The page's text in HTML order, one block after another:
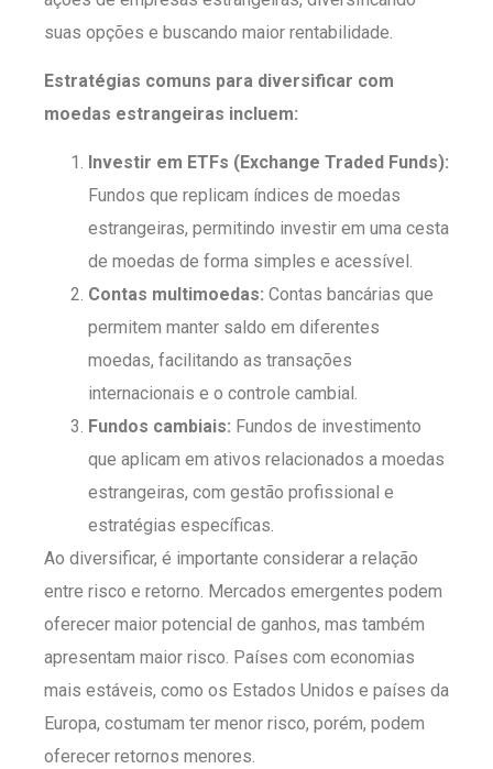
suas opções e buscando maior rentabilidade.
Estratégias comuns para diversificar com
moedas estrangeiras incluem:
Investir em ETFs (Exchange Traded Funds):
Fundos que replicam índices de moedas
estrangeiras, permitindo investir em uma cesta
de moedas de forma simples e acessível.
Contas multimoedas: Contas bancárias que
permitem manter saldo em diferentes
moedas, facilitando as transações
internacionais e o controle cambial.
Fundos cambiais: Fundos de investimento
que aplicam em ativos relacionados a moedas
estrangeiras, com gestão profissional e
estratégias específicas.
Ao diversificar, é importante considerar a relação
entre risco e retorno. Mercados emergentes podem
oferecer maior potencial de ganhos, mas também
apresentam maior risco. Países com economias
mais estáveis, como os Estados Unidos e países da
Europa, costumam ter menor risco, porém, podem
oferecer retornos menores.